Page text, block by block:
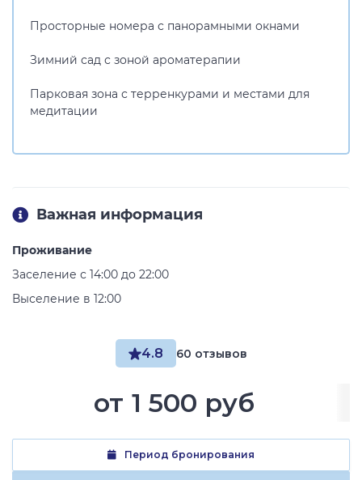
Просторные номера с панорамными окнами
Зимний сад с зоной ароматерапии
Парковая зона с терренкурами и местами для
медитации
4.8 60 отзывов
от 1 500 руб
Период бронирования
Важная информация
Проживание
Заселение с 14:00 до 22:00
Выселение в 12:00